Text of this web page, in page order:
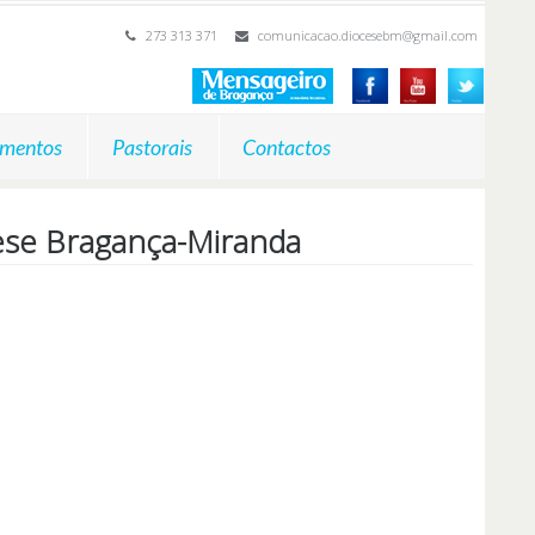
273 313 371 comunicacao.diocesebm@gmail.com
Pastorais Contactos
Bragança-Miranda